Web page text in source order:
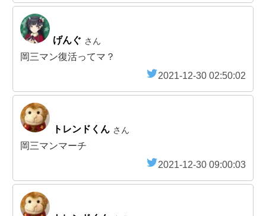
げんぐ さん
岡三マン復活ってマ？
2021-12-30 02:50:02
トレンドくん さん
岡三マンマーチ
2021-12-30 09:00:03